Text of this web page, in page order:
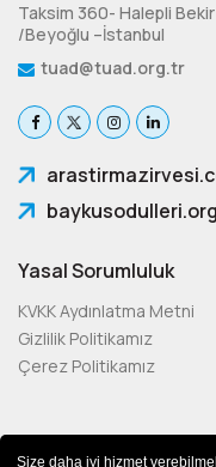
Size daha iyi hizmet
Taksim 360- Halepli
/Beyoğlu –İstanbul
tuad@tuad.org.tr
Yasal Sorumluluk
KVKK Aydınlatma Metni
Gizlilik Politikamız
Çerez Politikamız